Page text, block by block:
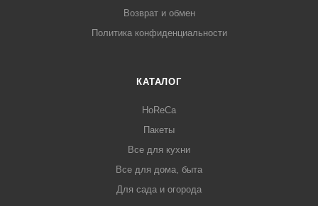
Возврат и обмен
Политика конфиденциальности
КАТАЛОГ
HoReCa
Пакеты
Все для кухни
Все для дома, быта
Для сада и огорода